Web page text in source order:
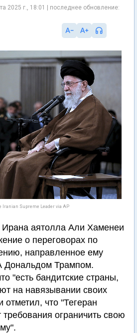
2025 г., 18:01 | последнее обновление:
Iranian Supreme Leader via AP
аятолла Али Хаменеи
о переговорах по
направленное ему
Дональдом Трампом.
"есть бандитские страны,
на навязывании своих
отметил, что "Тегеран
требования ограничить свою